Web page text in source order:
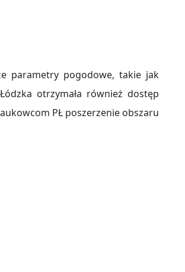
parametry pogodowe, takie jak
otrzymała również dostęp
PŁ poszerzenie obszaru